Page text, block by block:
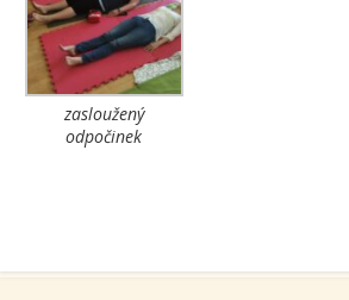
zasloužený
odpočinek